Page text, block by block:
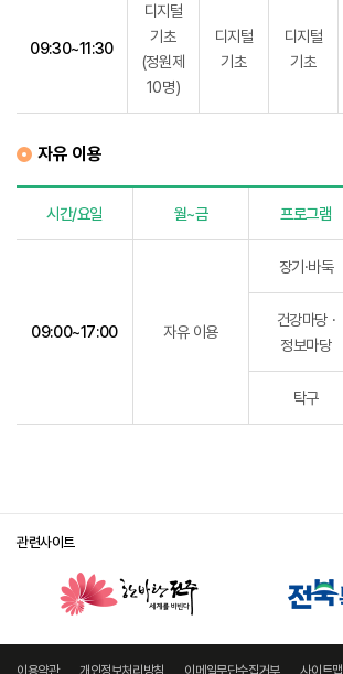
09:30~11:30
디지털
기초
(정원제
10명)
디지털
기초
디지털
기초
자유 이용
시간/요일 월~금 프로그램
09:00~17:00 자유 이용
장기·바둑
건강마당 ·
정보마당
탁구
관련사이트